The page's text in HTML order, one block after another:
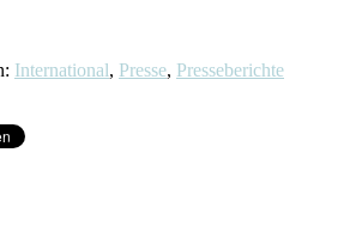
International, Presse, Presseberichte